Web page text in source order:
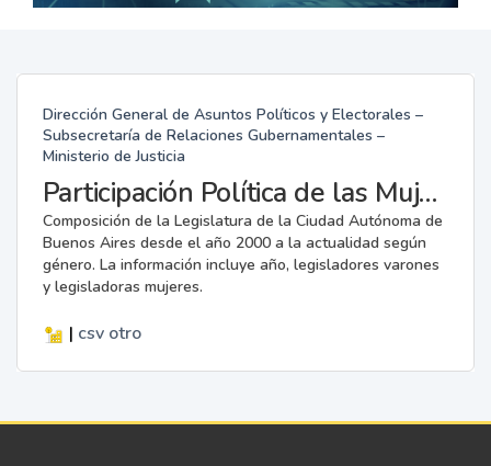
Dirección General de Asuntos Políticos y Electorales –
Subsecretaría de Relaciones Gubernamentales –
Ministerio de Justicia
Participación Política de las Mujeres en la Legislatura
Composición de la Legislatura de la Ciudad Autónoma de
Buenos Aires desde el año 2000 a la actualidad según
género. La información incluye año, legisladores varones
y legisladoras mujeres.
| csv otro